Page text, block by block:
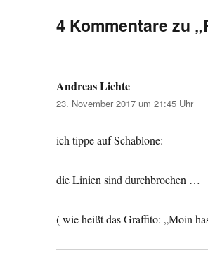
4 Kommentare zu
Andreas Lichte
23. November 2017 um 21:45 Uhr
ich tippe auf Schablone:
die Linien sind durchbrochen …
( wie heißt das Graffito: „Moin